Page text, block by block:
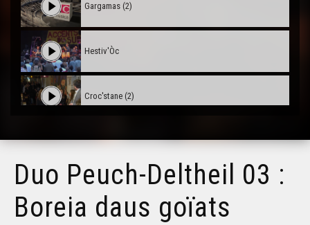
Gargamas (2)
Hestiv'Òc
Croc'stane (2)
Lambrusquera - Era Sauta Banassa
Trio ERMS, extrait de la creacion "Indians"
Duo Peuch-Deltheil 03 :
Boreia daus goïats